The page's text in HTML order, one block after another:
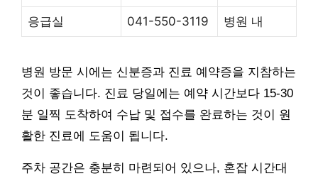
응급실 041-550-3119 병원 내
병원 방문 시에는 신분증과 진료 예약증을 지참하는
것이 좋습니다. 진료 당일에는 예약 시간보다 15-30
분 일찍 도착하여 수납 및 접수를 완료하는 것이 원
활한 진료에 도움이 됩니다.
주차 공간은 충분히 마련되어 있으나, 혼잡 시간대